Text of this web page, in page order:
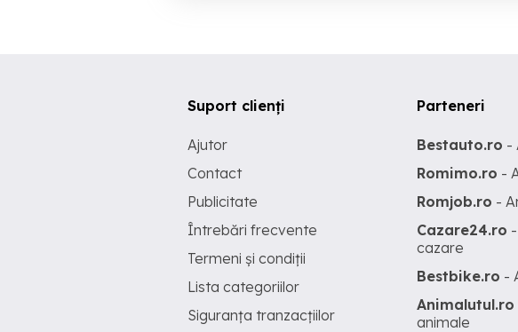
Suport clienți
Ajutor
Contact
Publicitate
Întrebări frecvente
Termeni și condiții
Lista categoriilor
Siguranța tranzacțiilor
Parteneri
Bestauto.ro -
Romimo.ro -
Romjob.ro -
Cazare24.ro
cazare
Bestbike.ro -
Animalutul.ro
animale